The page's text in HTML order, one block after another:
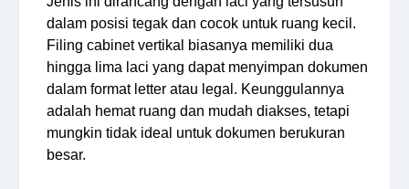
dalam posisi tegak dan cocok untuk ruang kecil.
Filing cabinet vertikal biasanya memiliki dua
hingga lima laci yang dapat menyimpan dokumen
dalam format letter atau legal. Keunggulannya
adalah hemat ruang dan mudah diakses, tetapi
mungkin tidak ideal untuk dokumen berukuran
besar.